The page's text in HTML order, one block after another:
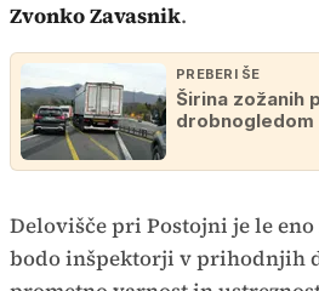
Zvonko Zavasnik.
PREBERI ŠE
Širina zožanih
drobnogledom
Delovišče pri Postojni je le
bodo inšpektorji v prihodnjih